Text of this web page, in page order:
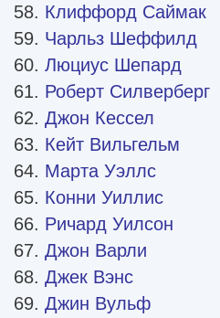
Клиффорд Саймак
Чарльз Шеффилд
Люциус Шепард
Роберт Силверберг
Джон Кессел
Кейт Вильгельм
Марта Уэллс
Конни Уиллис
Ричард Уилсон
Джон Варли
Джек Вэнс
Джин Вульф